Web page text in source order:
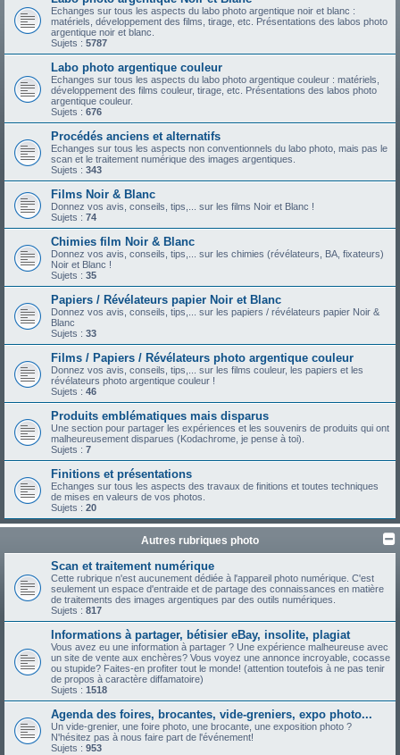
Echanges sur tous les aspects du labo photo argentique noir et blanc :
matériels, développement des films, tirage, etc. Présentations des labos photo
argentique noir et blanc.
Sujets : 5787
Labo photo argentique couleur
Echanges sur tous les aspects du labo photo argentique couleur : matériels,
développement des films couleur, tirage, etc. Présentations des labos photo
argentique couleur.
Sujets : 676
Procédés anciens et alternatifs
Echanges sur tous les aspects non conventionnels du labo photo, mais pas le
scan et le traitement numérique des images argentiques.
Sujets : 343
Films Noir & Blanc
Donnez vos avis, conseils, tips,... sur les films Noir et Blanc !
Sujets : 74
Chimies film Noir & Blanc
Donnez vos avis, conseils, tips,... sur les chimies (révélateurs, BA, fixateurs)
Noir et Blanc !
Sujets : 35
Papiers / Révélateurs papier Noir et Blanc
Donnez vos avis, conseils, tips,... sur les papiers / révélateurs papier Noir &
Blanc
Sujets : 33
Films / Papiers / Révélateurs photo argentique couleur
Donnez vos avis, conseils, tips,... sur les films couleur, les papiers et les
révélateurs photo argentique couleur !
Sujets : 46
Produits emblématiques mais disparus
Une section pour partager les expériences et les souvenirs de produits qui ont
malheureusement disparues (Kodachrome, je pense à toi).
Sujets : 7
Finitions et présentations
Echanges sur tous les aspects des travaux de finitions et toutes techniques
de mises en valeurs de vos photos.
Sujets : 20
Autres rubriques photo
Scan et traitement numérique
Cette rubrique n'est aucunement dédiée à l'appareil photo numérique. C'est
seulement un espace d'entraide et de partage des connaissances en matière
de traitements des images argentiques par des outils numériques.
Sujets : 817
Informations à partager, bétisier eBay, insolite, plagiat
Vous avez eu une information à partager ? Une expérience malheureuse avec
un site de vente aux enchères? Vous voyez une annonce incroyable, cocasse
ou stupide? Faites-en profiter tout le monde! (attention toutefois à ne pas tenir
de propos à caractère diffamatoire)
Sujets : 1518
Agenda des foires, brocantes, vide-greniers, expo photo...
Un vide-grenier, une foire photo, une brocante, une exposition photo ?
N'hésitez pas à nous faire part de l'événement!
Sujets : 953